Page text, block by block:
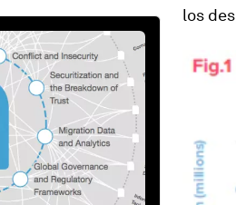
los